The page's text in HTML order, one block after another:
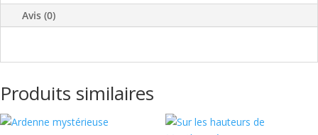
Avis (0)
Produits similaires